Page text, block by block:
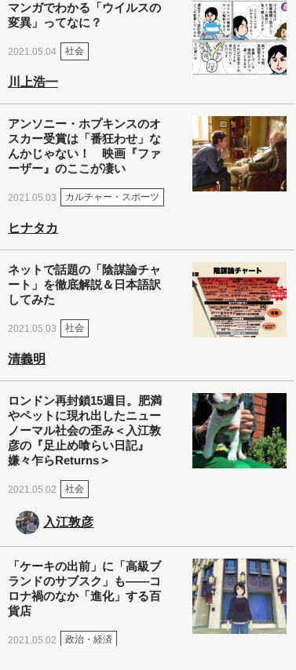
マンガでわかる「ウイルスの
変異」ってなに？
2021.05.04 社会
川上浩一
アンソニー・ホプキンスのオ
スカー受賞は「番狂わせ」な
んかじゃない！ 映画『ファ
ーザー』のここが凄い
2021.05.03 カルチャー・スポーツ
ヒナタカ
ネットで話題の「陰謀論チャ
ート」を徹底解説＆日本語訳
してみた
2021.05.03 社会
清義明
ロンドン再封鎖15週目。肥満
やペットに現れ出したニュー
ノーマル社会の歪み＜入江敦
彦の『足止め喰らい日記』
嫌々乍らReturns＞
2021.05.02 社会
入江敦彦
「ケーキの出前」に「高級ブ
ランドのサブスク」も――コ
ロナ禍のなか「進化」する百
貨店
2021.05.02 政治・経済